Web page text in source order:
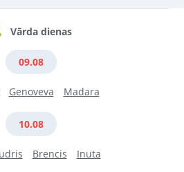
Vārda dienas
09.08
Genoveva Madara
10.08
Brencis Inuta